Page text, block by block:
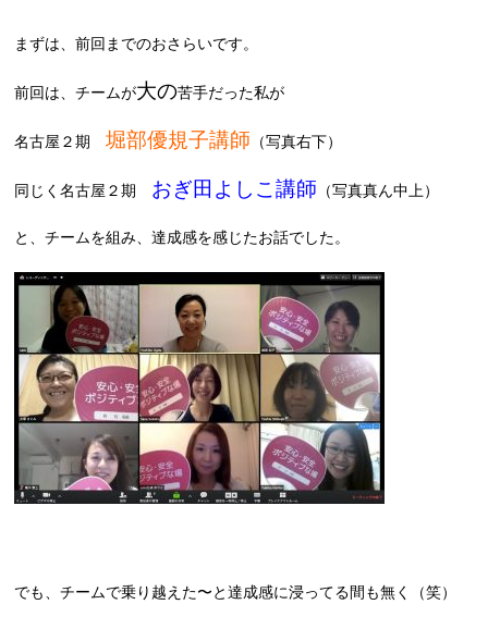
まずは、前回までのおさらいです。
前回は、チームが大の苦手だった私が
名古屋２期堀部優規子講師 （写真右下）
同じく名古屋２期 おぎ田よしこ講師 （写真真ん中上）
と、チームを組み、達成感を感じたお話でした。
でも、チームで乗り越えた〜と達成感に浸ってる間も無く（笑）